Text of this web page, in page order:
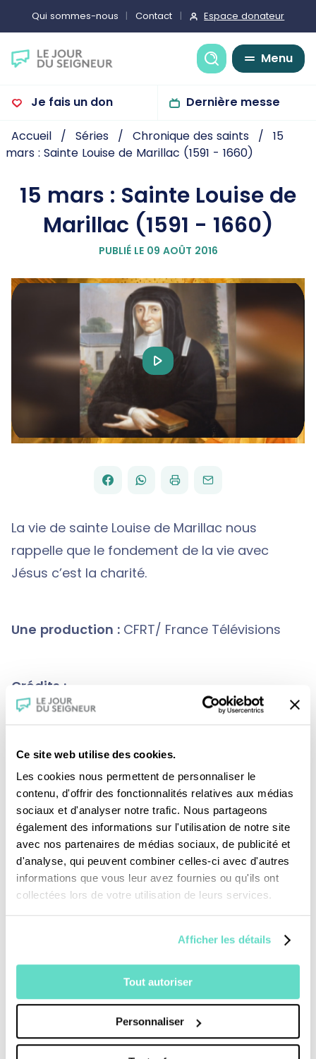
Ce site web utilise des cookies.
Les cookies nous permettent de personnaliser le
contenu, d'offrir des fonctionnalités relatives aux médias
sociaux et d'analyser notre trafic. Nous partageons
également des informations sur l'utilisation de notre site
avec nos partenaires de médias sociaux, de publicité et
d'analyse, qui peuvent combiner celles-ci avec d'autres
informations que vous leur avez fournies ou qu'ils ont
collectées lors de votre utilisation de leurs services.
Afficher les détails
Tout autoriser
Personnaliser
Qui sommes-nous Contact Espace donateur
Recherche
Menu
Je fais un don Dernière messe
Accueil Séries Chronique des saints
15
mars : Sainte Louise de Marillac (1591 - 1660)
15 mars : Sainte Louise de
Marillac (1591 - 1660)
PUBLIÉ LE 09 AOÛT 2016
Play
PARTAGER
FACEBOOK
PARTAGER
WHATSAPP
IMPRIMERENVOYER
PAR
EMAIL
La vie de sainte Louise de Marillac nous
rappelle que le fondement de la vie avec
Jésus c’est la charité.
Une production : CFRT/ France Télévisions
Crédits :
Je fais un don
TOUS NOS PROGRAMMES
La messe
Magazine Le Jour du Seigneur
Documentaires